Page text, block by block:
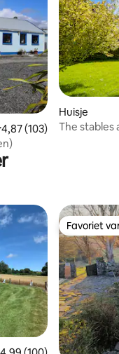
beoordeling
4,87 (103)
Huisje
The stables
Favoriet
Favoriet